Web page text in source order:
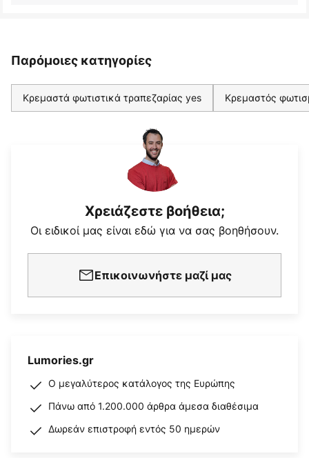
Παρόμοιες κατηγορίες
Κρεμαστά φωτιστικά τραπεζαρίας yes Κρεμαστός
Χρειάζεστε βοήθεια;
Οι ειδικοί μας είναι εδώ για να σας βοηθήσουν.
Επικοινωνήστε μαζί μας
Lumories.gr
Ο μεγαλύτερος κατάλογος της Ευρώπης
Πάνω από 1.200.000 άρθρα άμεσα διαθέσιμα
Δωρεάν επιστροφή εντός 50 ημερών